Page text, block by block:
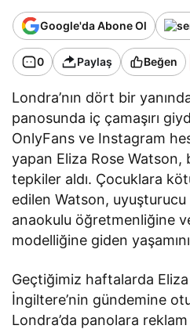
Google'da Abone Ol
0 Paylaş Beğen
Londra’nın dört bir
panosunda iç çamaşırı
OnlyFans ve Instagram
yapan Eliza Rose
tepkiler aldı. Çocuklara
edilen Watson, uyuşturucu
anaokulu öğretmenliğine
modelliğine giden
Geçtiğimiz haftalarda
İngiltere’nin gündemine
Londra’da panolara